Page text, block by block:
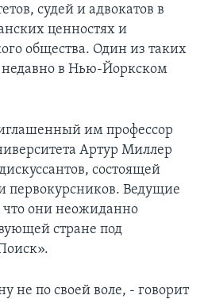
судей и адвокатов в
ценностях и
общества. Один из таких
недавно в Нью-Йоркском
им профессор
Артур Миллер
состоящей
первокурсников. Ведущие
что они неожиданно
стране под
не по своей воле, - говорит